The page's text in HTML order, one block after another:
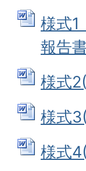
様式1
報告
様式
様式
様式